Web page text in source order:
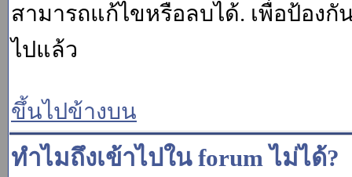
สามารถแก้ไขหรือลบได้. เพื่อป้อง
ไปแล้ว
ขึ้นไปข้างบน
ทำไมถึงเข้าไปใน forum ไม่ได้?